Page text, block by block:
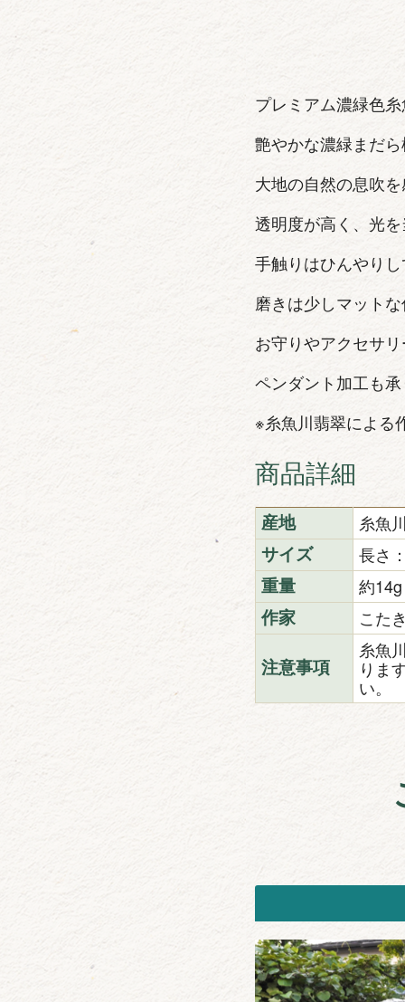
プレミアム濃緑色
艶やかな濃緑まだ
大地の自然の息吹
透明度が高く、光
手触りはひんやり
磨きは少しマット
お守りやアクセサ
ペンダント加工も
※糸魚川翡翠による
商品詳細
産地 糸魚
サイズ 長さ
重量 約14g
作家 こた
注意事項
糸魚
りま
い。